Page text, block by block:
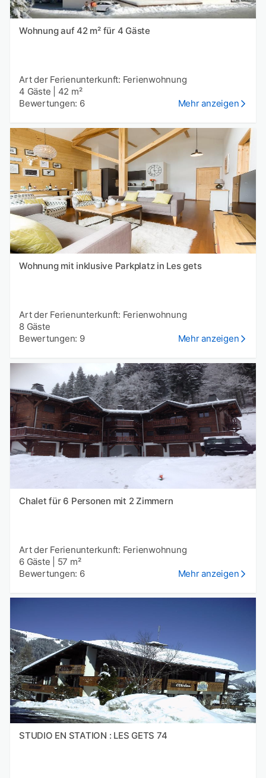
Wohnung auf 42 m² für 4 Gäste
Art der Ferienunterkunft: Ferienwohnung
4 Gäste
42 m²
Bewertungen: 6
Mehr anzeigen
Wohnung mit inklusive Parkplatz in Les gets
Art der Ferienunterkunft: Ferienwohnung
8 Gäste
Bewertungen: 9
Mehr anzeigen
Chalet für 6 Personen mit 2 Zimmern
Art der Ferienunterkunft: Ferienwohnung
6 Gäste
57 m²
Bewertungen: 6
Mehr anzeigen
STUDIO EN STATION : LES GETS 74